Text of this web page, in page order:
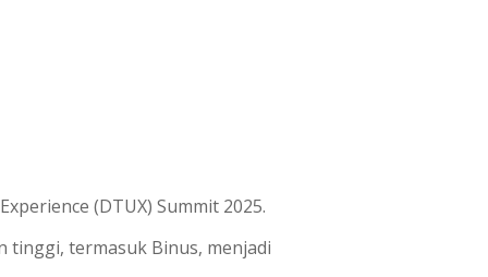
(DTUX) Summit 2025.
tinggi, termasuk Binus, menjadi